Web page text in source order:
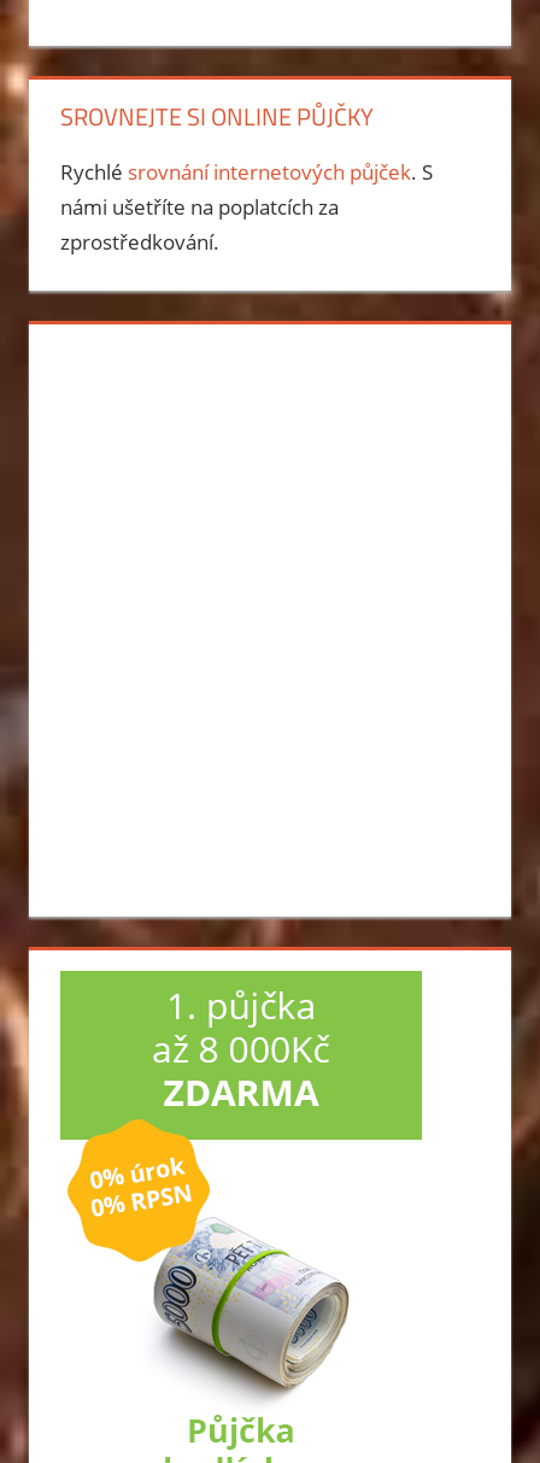
SROVNEJTE SI ONLINE PŮJČKY
Rychlé srovnání internetových půjček. S
námi ušetříte na poplatcích za
zprostředkování.